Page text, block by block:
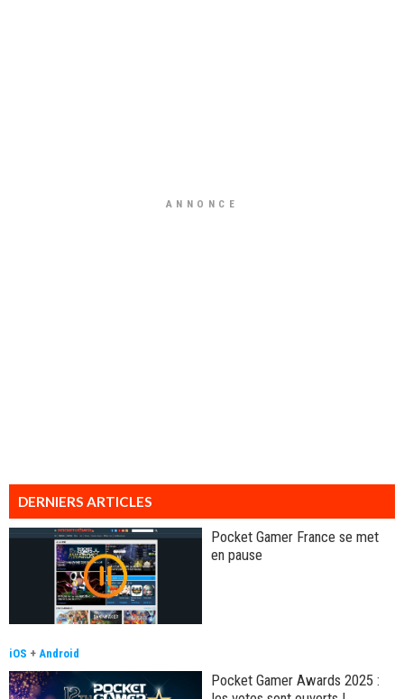
ANNONCE
DERNIERS ARTICLES
Pocket Gamer France se met
en pause
iOS + Android
Pocket Gamer Awards 2025 :